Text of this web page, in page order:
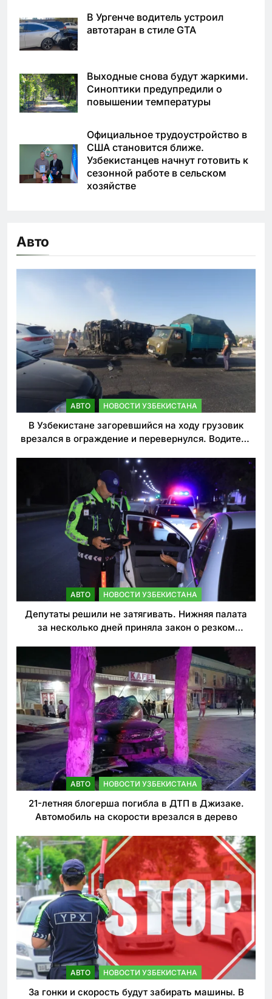
В Ургенче водитель устроил
автотаран в стиле GTA
Выходные снова будут жаркими.
Синоптики предупредили о
повышении температуры
Официальное трудоустройство в
США становится ближе.
Узбекистанцев начнут готовить к
сезонной работе в сельском
хозяйстве
Авто
АВТО НОВОСТИ УЗБЕКИСТАНА
В Узбекистане загоревшийся на ходу грузовик
врезался в ограждение и перевернулся. Водитель
АВТО НОВОСТИ УЗБЕКИСТАНА
Депутаты решили не затягивать. Нижняя палата
за несколько дней приняла закон о резком
АВТО НОВОСТИ УЗБЕКИСТАНА
21-летняя блогерша погибла в ДТП в Джизаке.
Автомобиль на скорости врезался в дерево
АВТО НОВОСТИ УЗБЕКИСТАНА
За гонки и скорость будут забирать машины. В